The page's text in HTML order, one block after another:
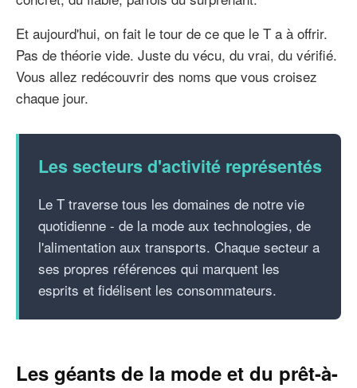
Et aujourd'hui, on fait le tour de ce que le T a à offrir.
Pas de théorie vide. Juste du vécu, du vrai, du vérifié.
Vous allez redécouvrir des noms que vous croisez
chaque jour.
Les secteurs d'activité représentés
Le T traverse tous les domaines de notre vie
quotidienne - de la mode aux technologies, de
l'alimentation aux transports. Chaque secteur a
ses propres références qui marquent les
esprits et fidélisent les consommateurs.
Les géants de la mode et du prêt-à-